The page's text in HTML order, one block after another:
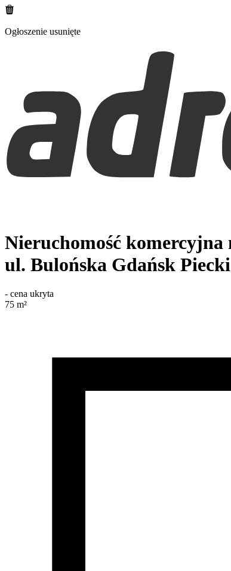
Ogłoszenie usunięte
Nieruchomość komercyjna
ul. Bulońska Gdańsk Piecki
- cena ukryta
75 m²